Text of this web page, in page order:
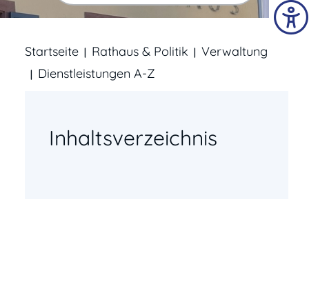
Startseite Rathaus & Politik
Verwaltung
Dienstleistungen A-Z
Inhaltsverzeichnis